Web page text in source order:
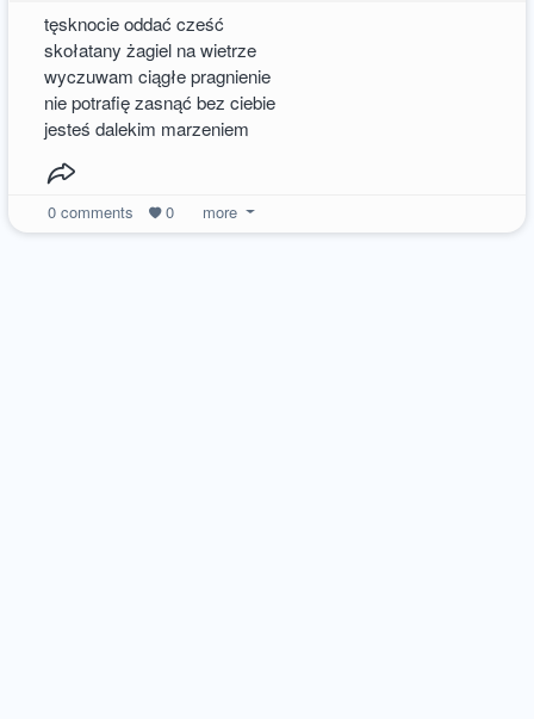
tęsknocie oddać cześć
skołatany żagiel na wietrze
wyczuwam ciągłe pragnienie
nie potrafię zasnąć bez ciebie
jesteś dalekim marzeniem
0comments 0 more